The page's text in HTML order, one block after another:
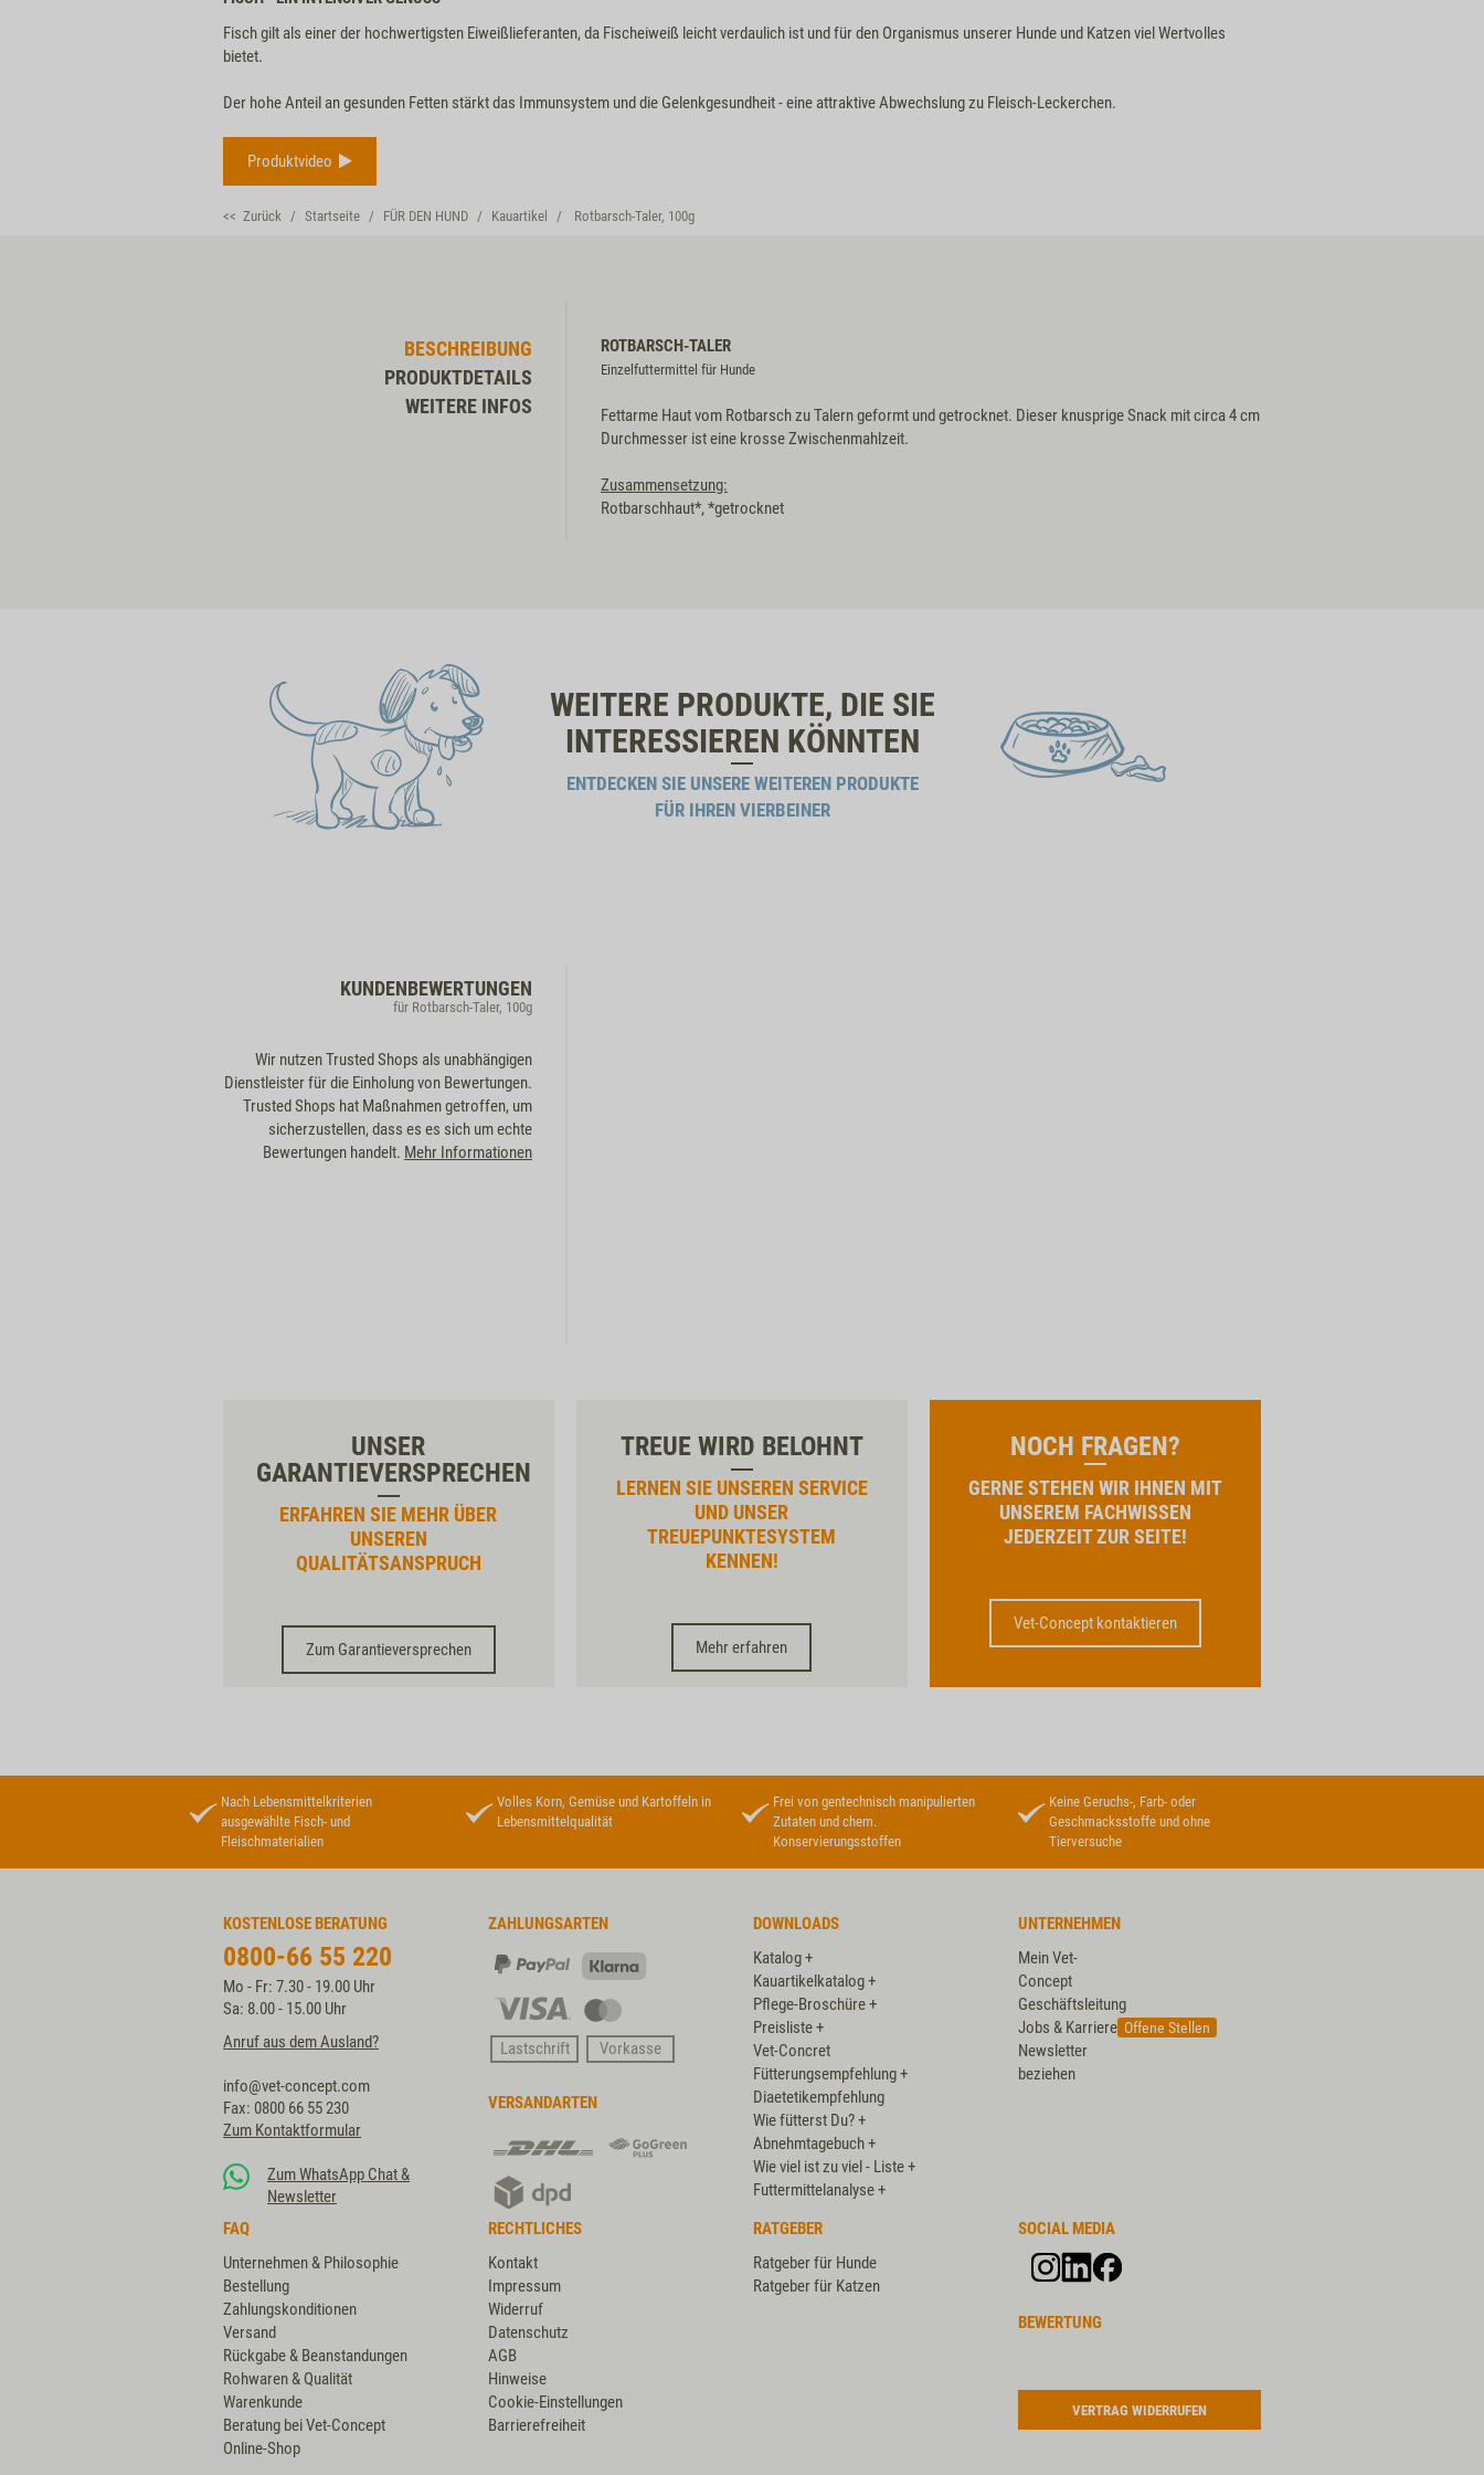
Fisch gilt als einer der hochwertigsten Eiweißlieferanten, da Fischeiweiß leicht verdaulich ist und für den Organismus unserer Hunde und Katzen viel Wertvolles
bietet.
Der hohe Anteil an gesunden Fetten stärkt das Immunsystem und die Gelenkgesundheit - eine attraktive Abwechslung zu Fleisch-Leckerchen.
Produktvideo
<< Zurück Startseite FÜR DEN HUND Kauartikel Rotbarsch-Taler, 100g
BESCHREIBUNG
PRODUKTDETAILS
WEITERE INFOS
ROTBARSCH-TALER
Einzelfuttermittel für Hunde
Fettarme Haut vom Rotbarsch zu Talern geformt und getrocknet. Dieser knusprige Snack mit circa 4 cm
Durchmesser ist eine krosse Zwischenmahlzeit.
Zusammensetzung:
Rotbarschhaut*, *getrocknet
WEITERE PRODUKTE, DIE SIE
INTERESSIEREN KÖNNTEN
ENTDECKEN SIE UNSERE WEITEREN PRODUKTE
FÜR IHREN VIERBEINER
KUNDENBEWERTUNGEN
für Rotbarsch-Taler, 100g
Wir nutzen Trusted Shops als unabhängigen
Dienstleister für die Einholung von Bewertungen.
Trusted Shops hat Maßnahmen getroffen, um
sicherzustellen, dass es es sich um echte
Bewertungen handelt. Mehr Informationen
UNSER
GARANTIEVERSPRECHEN
ERFAHREN SIE MEHR ÜBER
UNSEREN
QUALITÄTSANSPRUCH
Zum Garantieversprechen
TREUE WIRD BELOHNT
LERNEN SIE UNSEREN SERVICE
UND UNSER
TREUEPUNKTESYSTEM
KENNEN!
Mehr erfahren
NOCH FRAGEN?
GERNE STEHEN WIR IHNEN MIT
UNSEREM FACHWISSEN
JEDERZEIT ZUR SEITE!
Vet-Concept kontaktieren
Nach Lebensmittelkriterien
ausgewählte Fisch- und
Fleischmaterialien
Volles Korn, Gemüse und Kartoffeln in
Lebensmittelqualität
Frei von gentechnisch manipulierten
Zutaten und chem.
Konservierungsstoffen
Keine Geruchs-, Farb- oder
Geschmacksstoffe und ohne
Tierversuche
KOSTENLOSE BERATUNG
0800-66 55 220
Mo - Fr: 7.30 - 19.00 Uhr
Sa: 8.00 - 15.00 Uhr
Anruf aus dem Ausland?
info@vet-concept.com
Fax: 0800 66 55 230
Zum Kontaktformular
Zum WhatsApp Chat &
Newsletter
ZAHLUNGSARTEN
PayPal
Visa
Lastschrift
Vorkasse
VERSANDARTEN
DHL
DHL
GoGreen
DPD
DOWNLOADS
Katalog +
Kauartikelkatalog +
Pflege-Broschüre +
Preisliste +
Vet-Concret
Fütterungsempfehlung +
Diaetetikempfehlung
Wie fütterst Du? +
Abnehmtagebuch +
Wie viel ist zu viel - Liste +
Futtermittelanalyse +
UNTERNEHMEN
Mein Vet-
Concept
Geschäftsleitung
Jobs & Karriere Offene Stellen
Newsletter
beziehen
FAQ
Unternehmen & Philosophie
Bestellung
Zahlungskonditionen
Versand
Rückgabe & Beanstandungen
Rohwaren & Qualität
Warenkunde
Beratung bei Vet-Concept
Online-Shop
RECHTLICHES
Kontakt
Impressum
Widerruf
Datenschutz
AGB
Hinweise
Cookie-Einstellungen
Barrierefreiheit
RATGEBER
Ratgeber für Hunde
Ratgeber für Katzen
SOCIAL MEDIA
BEWERTUNG
VERTRAG WIDERRUFEN